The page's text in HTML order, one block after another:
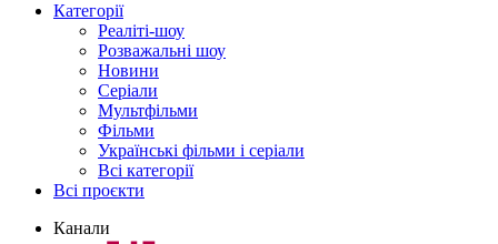
Категорії
Реаліті-шоу
Розважальні шоу
Новини
Серіали
Мультфільми
Фільми
Українські фільми і серіали
Всі категорії
Всі проєкти
Канали